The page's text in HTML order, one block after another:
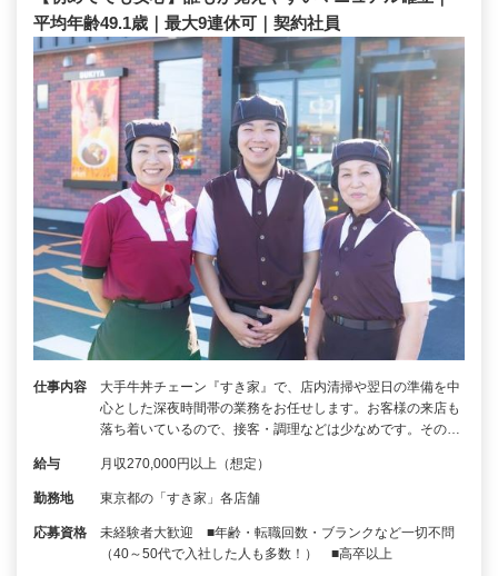
平均年齢49.1歳｜最大9連休可｜契約社員
仕事内容
大手牛丼チェーン『すき家』で、店内清掃や翌日の準備を中
心とした深夜時間帯の業務をお任せします。お客様の来店も
落ち着いているので、接客・調理などは少なめです。その…
給与 月収270,000円以上（想定）
勤務地 東京都の「すき家」各店舗
応募資格
未経験者大歓迎 ■年齢・転職回数・ブランクなど一切不問
（40～50代で入社した人も多数！） ■高卒以上